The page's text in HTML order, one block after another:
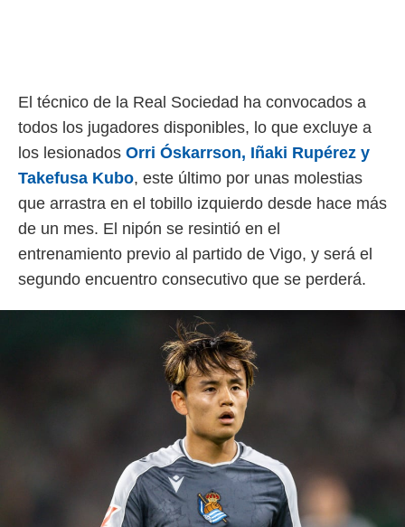
Para
su
u
momento
en
en
en
El técnico de la Real Sociedad ha convocados a
todos los jugadores disponibles, lo que excluye a
los lesionados Orri Óskarrson, Iñaki Rupérez y
Takefusa Kubo, este último por unas molestias
que arrastra en el tobillo izquierdo desde hace más
de un mes. El nipón se resintió en el
entrenamiento previo al partido de Vigo, y será el
segundo encuentro consecutivo que se perderá.